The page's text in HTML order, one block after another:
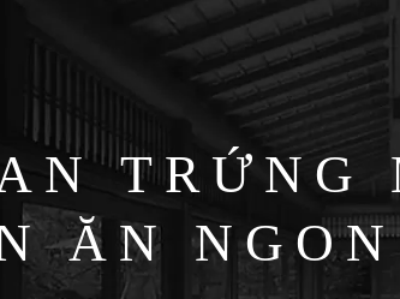
TRỨNG
ĂN